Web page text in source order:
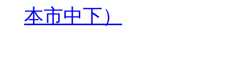
本市中下）